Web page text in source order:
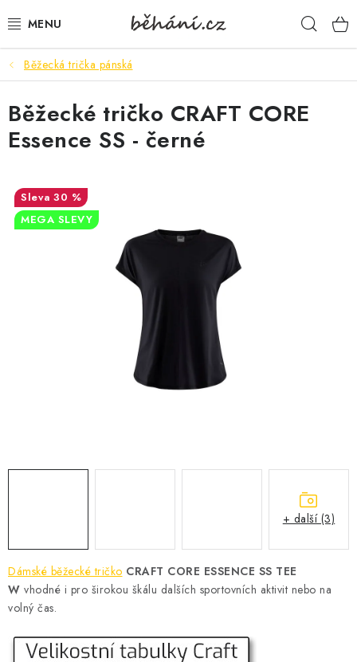
na
BOTY PÁNSKÉ
BOTY DÁMSKÉ
PÁNSKÉ OBLEČENÍ
DÁMSKÉ OBLEČENÍ
DOPLŇKY
DÁRKOVÉ POUKAZY
MEGA SLEVY
NOVINKY
NOVINKY MIZUNO
Běžecká trička pánská
Dámské běžecké tričko CRAFT CORE ESSENCE SS TEE
W vhodné i pro širokou škálu dalších sportovních aktivit nebo na
volný čas.
Běžecké tričko CRAFT CORE
Essence SS - černé
30 %
MEGA SLEVY
+ další (3)